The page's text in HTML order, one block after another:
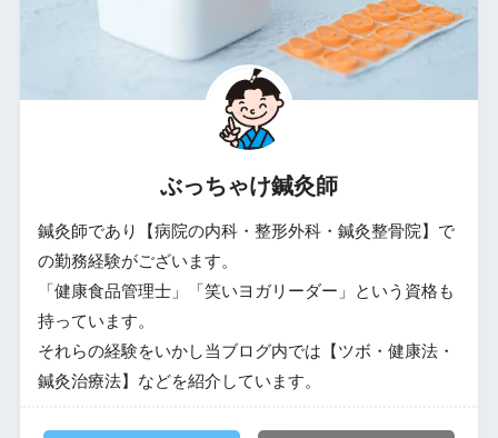
ぶっちゃけ鍼灸師
鍼灸師であり【病院の内科・整形外科・鍼灸整骨院】で
の勤務経験がございます。
「健康食品管理士」「笑いヨガリーダー」という資格も
持っています。
それらの経験をいかし当ブログ内では【ツボ・健康法・
鍼灸治療法】などを紹介しています。